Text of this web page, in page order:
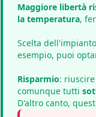
Maggiore libertà
la temperatura,
Scelta
esempio, puoi
Risparmio:
comunque tutti
D'altro canto,